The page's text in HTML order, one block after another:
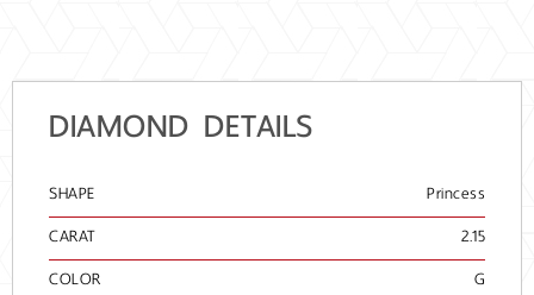
DIAMOND DETAILS
SHAPE
Princess
CARAT
2.15
COLOR
G